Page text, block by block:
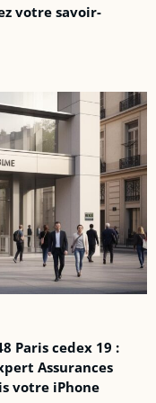
votre savoir-
Paris cedex 19 :
Assurances
votre iPhone